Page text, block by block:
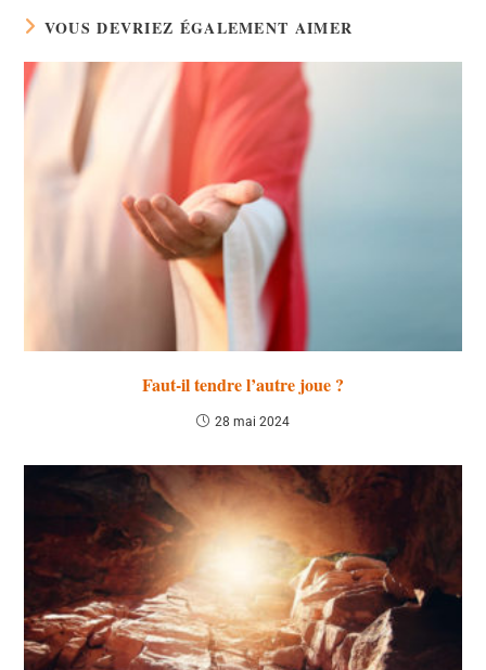
VOUS DEVRIEZ ÉGALEMENT AIMER
Faut-il tendre l’autre joue ?
28 mai 2024